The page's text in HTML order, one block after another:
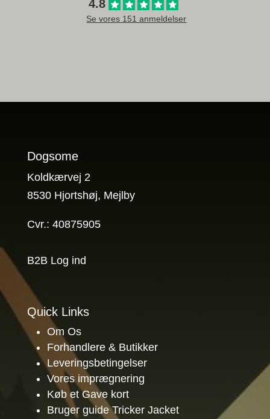
4.8
Se vores 151 anmeldelser
Dogsome
Koldkærvej 2
8530 Hjortshøj, Mejlby
Cvr.: 40875905
B2B Log ind
Quick Links
Om Os
Forhandlere & Butikker
Leveringsbetingelser
Vores imprægnering
Køb et Gave kort
Bruger guide Tricker Jacket